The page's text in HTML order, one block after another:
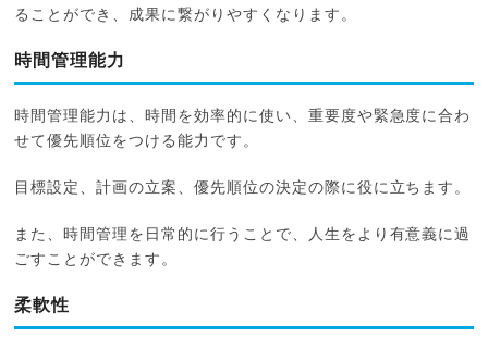
ることができ、成果に繋がりやすくなります。
時間管理能力
時間管理能力は、時間を効率的に使い、重要度や緊急度に合わ
せて優先順位をつける能力です。
目標設定、計画の立案、優先順位の決定の際に役に立ちます。
また、時間管理を日常的に行うことで、人生をより有意義に過
ごすことができます。
柔軟性